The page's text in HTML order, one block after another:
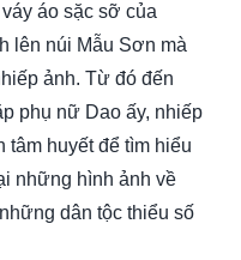
áo sặc sỡ của
lên núi Mẫu Sơn mà
ảnh. Từ đó đến
phụ nữ Dao ấy, nhiếp
tâm huyết để tìm hiểu
những hình ảnh về
dân tộc thiểu số